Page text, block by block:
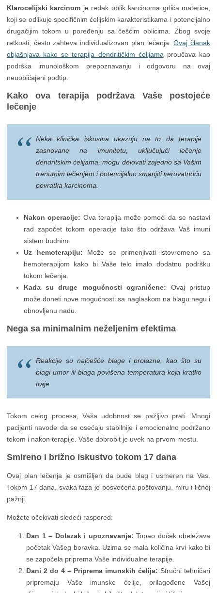
Klarocelijski karcinom je redak oblik karcinoma grlića materice,
koji se odlikuje specifičnim ćelijskim karakteristikama i potencijalno
drugačijim tokom u poređenju sa češćim oblicima. Zbog svoje
retkosti, često zahteva individualizovan plan lečenja.Ovaj članak
objašnjava kako se terapija dendritičkim ćelijama proučava kao
podrška imunološkom prepoznavanju i odgovoru na ovaj
neuobičajeni podtip.
Kako ova terapija podržava Vaše postojeće
lečenje
Neka klinička iskustva ukazuju na to da terapije
zasnovane na imunitetu, uključujući lečenje
dendritskim ćelijama, mogu delovati zajedno sa Vašim
trenutnim lečenjem i potencijalno smanjiti verovatnoću
povratka karcinoma.
Nakon operacije: Ova terapija može pomoći da se nastavi
rad započet tokom operacije tako što održava Vaš imuni
sistem budnim.
Uz hemoterapiju: Može se primenjivati istovremeno sa
hemoterapijom kako bi Vaše telo imalo dodatnu podršku
tokom lečenja.
Kada su druge mogućnosti ograničene: Ovaj pristup
može doneti nove mogućnosti sa naglaskom na blagu negu i
obnovljenu nadu.
Nega sa minimalnim neželjenim efektima
Reakcije su najčešće blage i prolazne, kao što su
blagi umor ili blaga povišena temperatura koja kratko
traje.
Tokom celog procesa, Vaša udobnost se pažljivo prati. Mnogi
pacijenti navode da se osećaju stabilnije i emocionalno podržano
tokom i nakon terapije. Vaše dobrobit je uvek na prvom mestu.
Smireno i brižno iskustvo tokom 17 dana
Ovaj plan lečenja je osmišljen da bude blag i usmeren na Vas.
Tokom 17 dana, svaka faza je posvećena poštovanju, miru i ličnoj
pažnji.
Možete očekivati sledeći raspored:
Dan 1 – Dolazak i upoznavanje: Topao doček obeležava
početak Vašeg boravka. Uzima se mala količina krvi kako bi
se započela priprema Vaše individualne terapije.
Dani 2 do 4 – Priprema imunskih ćelija: Stručni tehničari
pripremaju Vaše imunske ćelije, prilagođene Vašoj